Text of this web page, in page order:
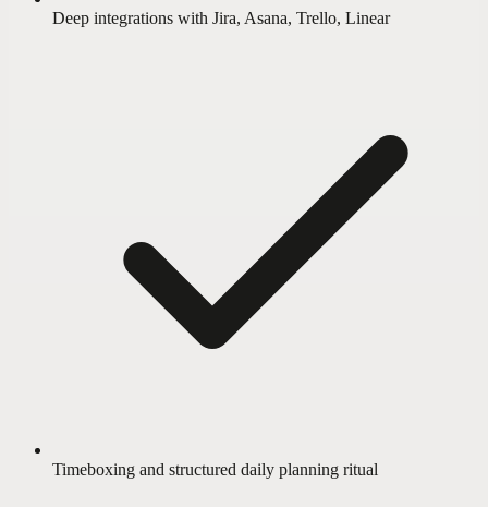
Deep integrations with Jira, Asana, Trello, Linear
Timeboxing and structured daily planning ritual